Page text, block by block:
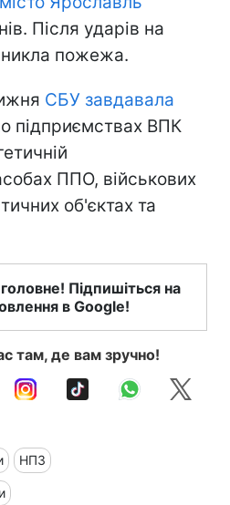
Після ударів на
пожежа.
СБУ завдавала
підприємствах ВПК
ППО, військових
об'єктах та
Підпишіться на
в Google!
там, де вам зручно!
НПЗ